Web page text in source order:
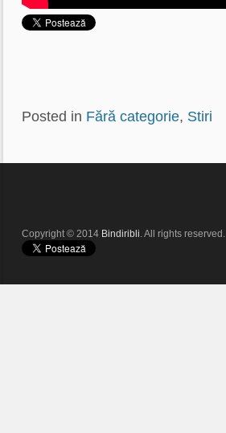
Posted in Fără categorie, Stiri
Copyright © 2014 Bindiribli. All rights reserved.